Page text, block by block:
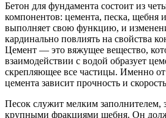
Бетон для фундамента состоит из
компонентов: цемента, песка,
выполняет свою функцию, и
кардинально повлиять на свойства
Цемент — это вяжущее вещество,
взаимодействии с водой образует
скрепляющее все частицы. Именно от
цемента зависит прочность и
Песок служит мелким заполнителем,
крупными фракциями щебня. Он